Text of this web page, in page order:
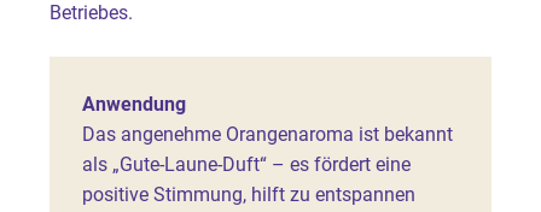
Betriebes.
Anwendung
Das angenehme Orangenaroma ist bekannt
als „Gute-Laune-Duft“ – es fördert eine
positive Stimmung, hilft zu entspannen